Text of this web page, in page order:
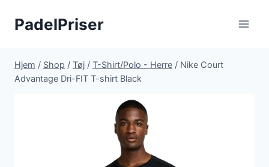
PadelPriser
Hjem / Shop / Tøj / T-Shirt/Polo - Herre / Nike Court
Advantage Dri-FIT T-shirt Black